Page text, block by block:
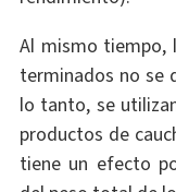
Al mismo tiempo,
terminados no se
lo tanto, se
productos de
tiene un efecto